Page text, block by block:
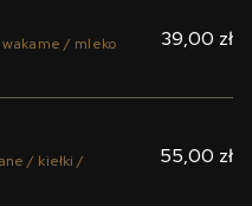
/ mleko
39,00 zł
/ kiełki /
55,00 zł